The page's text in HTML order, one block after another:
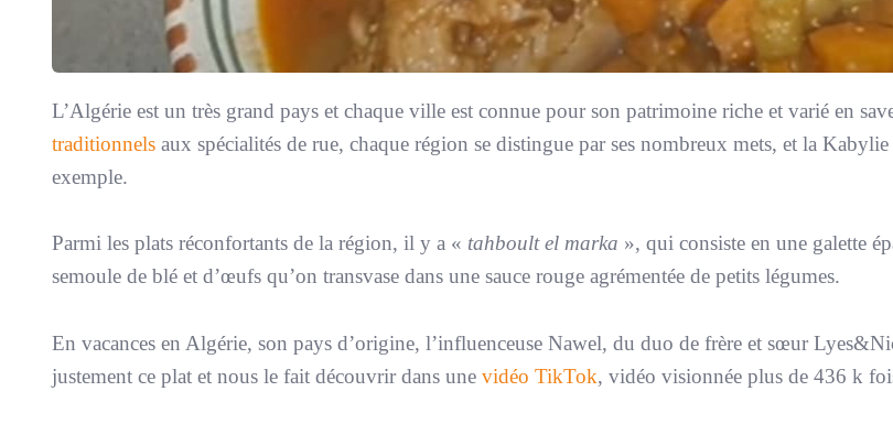
L’Algérie est un très grand pays et chaque ville est connue pour son patrimoine riche et varié en
traditionnels aux spécialités de rue, chaque région se distingue par ses nombreux mets, et la
exemple.
Parmi les plats réconfortants de la région, il y a « tahboult el marka », qui consiste en une galette
semoule de blé et d’œufs qu’on transvase dans une sauce rouge agrémentée de petits légumes.
En vacances en Algérie, son pays d’origine, l’influenceuse Nawel, du duo de frère et sœur
justement ce plat et nous le fait découvrir dans une vidéo TikTok, vidéo visionnée plus de 436 k